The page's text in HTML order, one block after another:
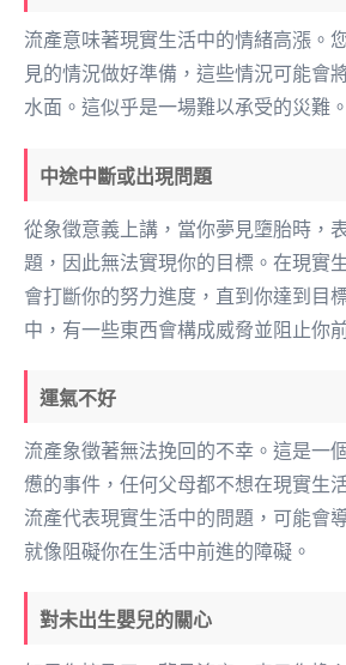
流產意味著現實生活中的情緒高漲。
見的情況做好準備，這些情況可能會
水面。這似乎是一場難以承受的災難。
中途中斷或出現問題
從象徵意義上講，當你夢見墮胎時，
題，因此無法實現你的目標。在現實
會打斷你的努力進度，直到你達到目
中，有一些東西會構成威脅並阻止你
運氣不好
流產象徵著無法挽回的不幸。這是一
憊的事件，任何父母都不想在現實生
流產代表現實生活中的問題，可能會
就像阻礙你在生活中前進的障礙。
對未出生嬰兒的關心